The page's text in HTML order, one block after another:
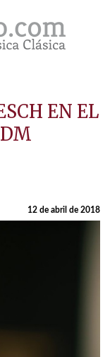
EN EL
12 de abril de 2018